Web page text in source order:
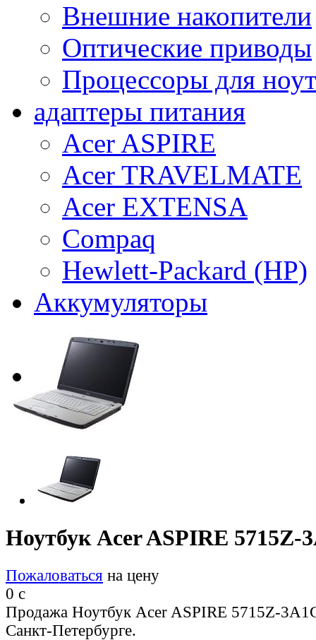
Внешние накопители
Оптические приводы
Процессоры для
адаптеры питания
Acer ASPIRE
Acer TRAVELMATE
Acer EXTENSA
Compaq
Hewlett-Packard (HP)
Аккумуляторы
Ноутбук Acer ASPIRE 5715Z-
Пожаловаться на цену
0 c
Продажа Ноутбук Acer ASPIRE 5715Z-
Санкт-Петербурге.